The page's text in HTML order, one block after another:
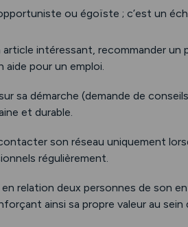
ou égoïste ; c’est un
article intéressant, recommander un
pour un emploi.
sa démarche (demande de
et durable.
son réseau uniquement
régulièrement.
relation deux personnes de son
ainsi sa propre valeur au sein